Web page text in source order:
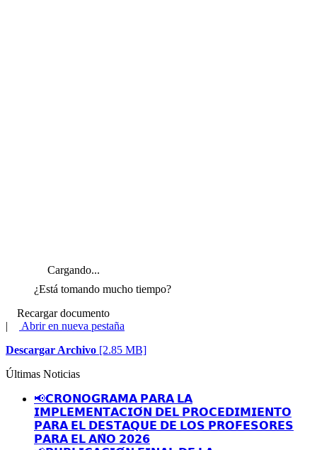
Cargando...
¿Está tomando mucho tiempo?
Recargar documento
|
Abrir en nueva pestaña
Descargar Archivo [2.85 MB]
Últimas Noticias
📢𝗖𝗥𝗢𝗡𝗢𝗚𝗥𝗔𝗠𝗔 𝗣𝗔𝗥𝗔 𝗟𝗔
𝗜𝗠𝗣𝗟𝗘𝗠𝗘𝗡𝗧𝗔𝗖𝗜𝗢́𝗡 𝗗𝗘𝗟 𝗣𝗥𝗢𝗖𝗘𝗗𝗜𝗠𝗜𝗘𝗡𝗧𝗢
𝗣𝗔𝗥𝗔 𝗘𝗟 𝗗𝗘𝗦𝗧𝗔𝗤𝗨𝗘 𝗗𝗘 𝗟𝗢𝗦 𝗣𝗥𝗢𝗙𝗘𝗦𝗢𝗥𝗘𝗦
𝗣𝗔𝗥𝗔 𝗘𝗟 𝗔𝗡̃𝗢 𝟮𝟬𝟮𝟲